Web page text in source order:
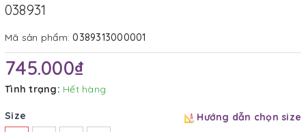
038931
Mã sản phẩm:0389313000001
745.000₫
Tình trạng: Hết hàng
Size Hướng dẫn chọn size